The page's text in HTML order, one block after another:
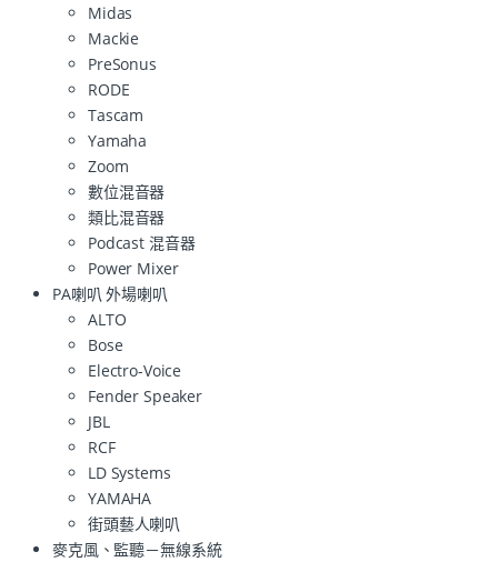
Midas
Mackie
PreSonus
RODE
Tascam
Yamaha
Zoom
數位混音器
類比混音器
Podcast 混音器
Power Mixer
PA喇叭 外場喇叭
ALTO
Bose
Electro-Voice
Fender Speaker
JBL
RCF
LD Systems
YAMAHA
街頭藝人喇叭
麥克風、監聽－無線系統